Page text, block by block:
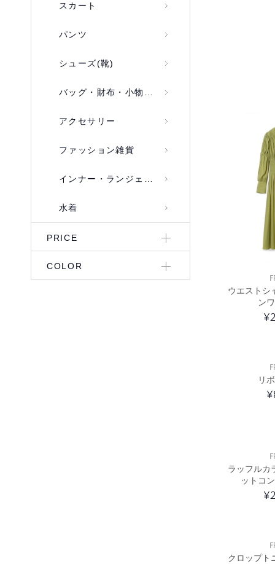
スカート
パンツ
シューズ(靴)
バッグ・財布・小物入れ
アクセサリー
ファッション雑貨
インナー・ランジェリー
水着
PRICE
COLOR
ウエストシ
ン
リ
ラッフルカ
ットコ
クロップト